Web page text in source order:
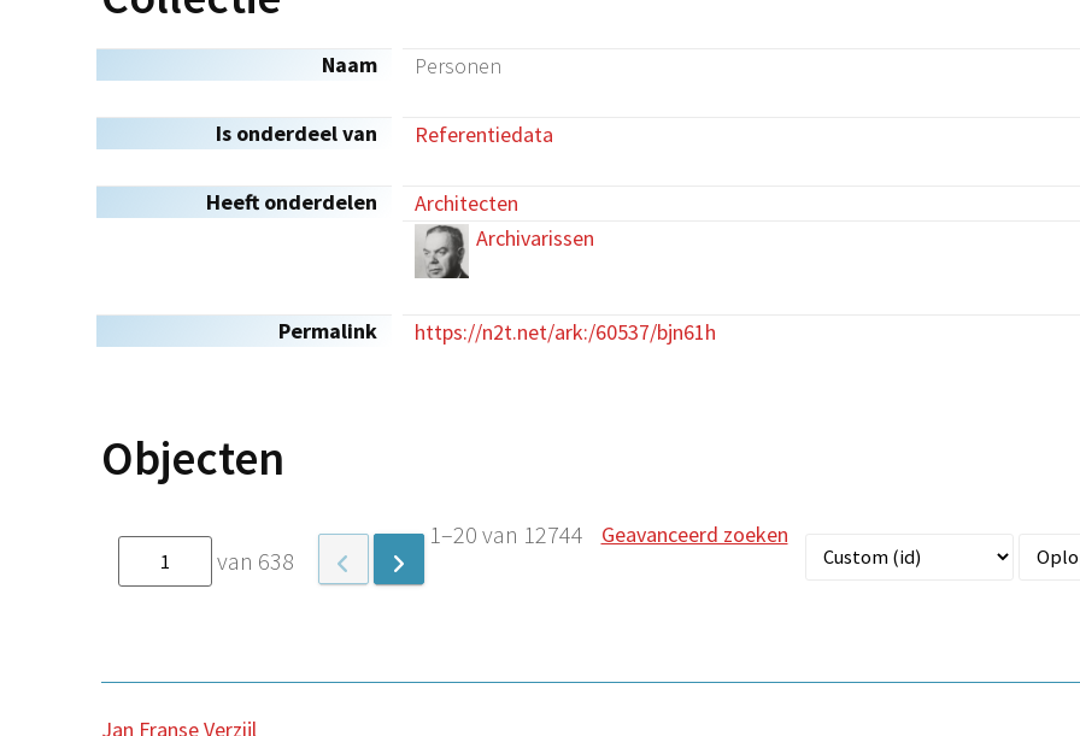
Naam Personen
Is onderdeel van Referentiedata
Heeft onderdelen
Architecten
Archivarissen
Permalink https://n2t.net/ark:/60537/bjn61h
Objecten
van 638
1–20 van 12744 Geavanceerd zoeken
Jan Franse Verzijl